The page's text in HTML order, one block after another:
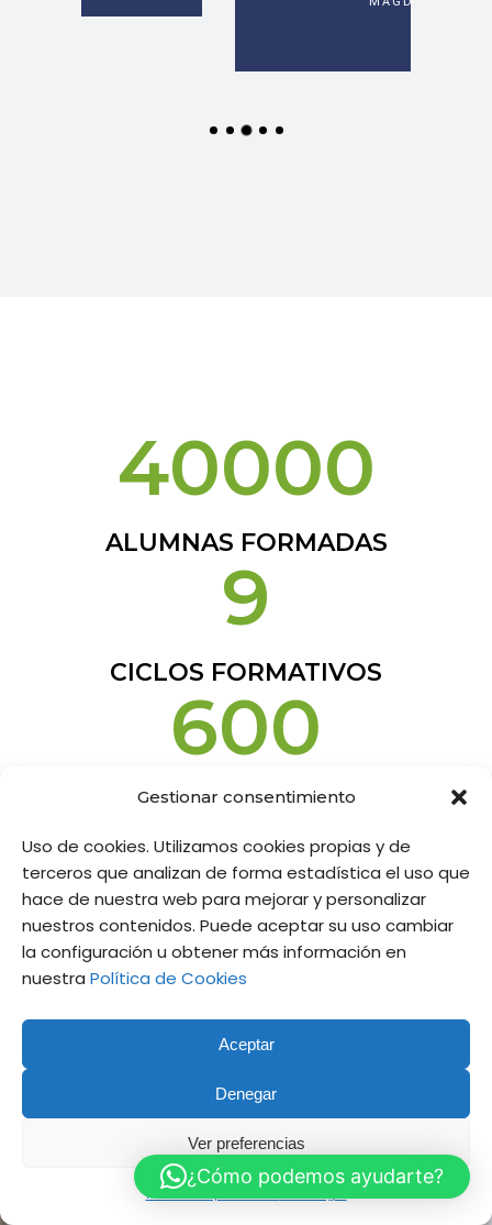
Gestionar consentimiento
Uso de cookies. Utilizamos cookies propias y de
terceros que analizan de forma estadística el uso que
hace de nuestra web para mejorar y personalizar
nuestros contenidos. Puede aceptar su uso cambiar
la configuración u obtener más información en
nuestra Política de Cookies
Aceptar
Denegar
Ver preferencias
Política de privacidad
40000
ALUMNAS FORMADAS
9
CICLOS FORMATIVOS
600
EMPRESAS
CONTACTA
CON
ALTAVIANA
¿Cómo podemos ayudarte?